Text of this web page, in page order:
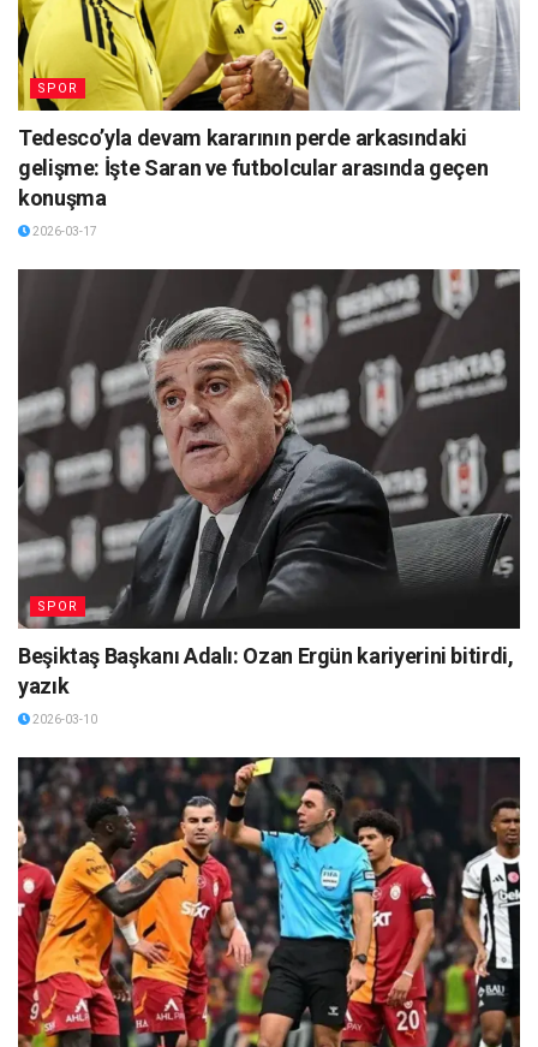
SPOR
Tedesco’yla devam kararının perde arkasındaki
gelişme: İşte Saran ve futbolcular arasında geçen
konuşma
2026-03-17
SPOR
Beşiktaş Başkanı Adalı: Ozan Ergün kariyerini bitirdi,
yazık
2026-03-10